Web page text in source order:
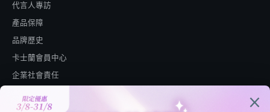
代言人專訪
產品保障
品牌歷史
卡士蘭會員中心
企業社會責任
網購資訊